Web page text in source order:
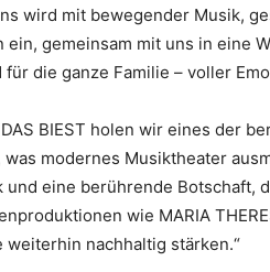
wird mit bewegender Musik,
gemeinsam mit uns in eine
die ganze Familie – voller
BIEST holen wir eines der
modernes Musiktheater
eine berührende Botschaft,
wie MARIA
nachhaltig stärken.“